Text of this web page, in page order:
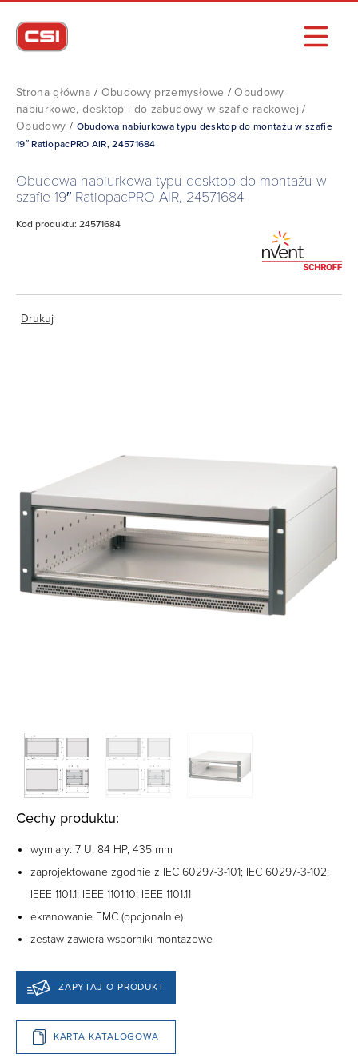
Strona główna / Obudowy przemysłowe /Obudowy
nabiurkowe, desktop i do zabudowy w szafie rackowej /
Obudowy / Obudowa nabiurkowa typu desktop do montażu w szafie
19″ RatiopacPRO AIR, 24571684
Obudowa nabiurkowa typu desktop do montażu w
szafie 19″ RatiopacPRO AIR, 24571684
Kod produktu: 24571684
Drukuj
Cechy produktu:
wymiary: 7 U, 84 HP, 435 mm
zaprojektowane zgodnie z IEC 60297-3-101; IEC 60297-3-102;
IEEE 1101.1; IEEE 1101.10; IEEE 1101.11
ekranowanie EMC (opcjonalnie)
zestaw zawiera wsporniki montażowe
ZAPYTAJ O PRODUKT
KARTA KATALOGOWA